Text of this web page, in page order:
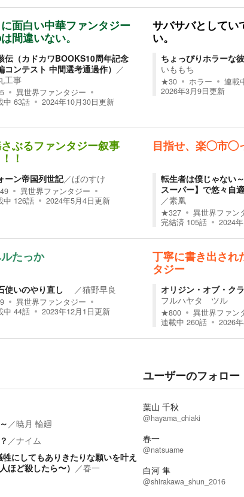
面白い中華ファンタジー
間違いない。
伝（カドカワBOOKS10周年記念
コンテスト 中間選考通過作） ／
工事
異世界ファンタジー
中 63話 2024年10月30日更新
サバサバとしてい
い。
ちょっぴりホラーな
いももち
★30 ホラー 連載
2026年3月9日更新
ぶるファンタジー叙事
！
ーン帝国列世記／ぱのすけ
異世界ファンタジー
中 126話 2024年5月4日更新
目指せ、楽◯市◯
転生者は僕じゃない
スーパー】で悠々自
／素凰
★327
異世界ファン
完結済 105話 2024
たっか
使いのやり直し ／猫野早良
異世界ファンタジー
中 44話 2023年12月1日更新
丁寧に書き出され
タジー
オリジン・オブ・ク
フルハヤタ ツル
★800
異世界ファン
連載中 260話 2026
／暁月 輪廻
／ナイム
にしてもありきたりな願いを叶え
ほど殺したら〜） ／春一
ユーザーのフォロー
葉山 千秋
@hayama_chiaki
春一
@natsuame
白河 隼
@shirakawa_shun_2016